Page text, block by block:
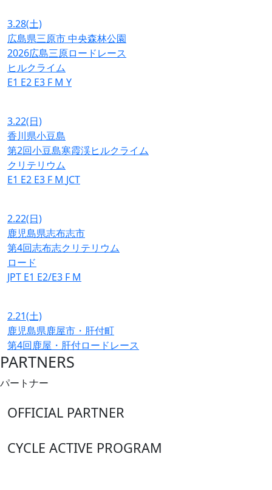
3.28(土)
広島県三原市 中央森林公園
2026広島三原ロードレース
ヒルクライム
E1 E2 E3 F M Y
3.22(日)
香川県小豆島
第2回小豆島寒霞渓ヒルクライム
クリテリウム
E1 E2 E3 F M JCT
2.22(日)
鹿児島県志布志市
第4回志布志クリテリウム
ロード
JPT E1 E2/E3 F M
2.21(土)
鹿児島県鹿屋市・肝付町
第4回鹿屋・肝付ロードレース
PARTNERS
パートナー
OFFICIAL PARTNER
CYCLE ACTIVE PROGRAM